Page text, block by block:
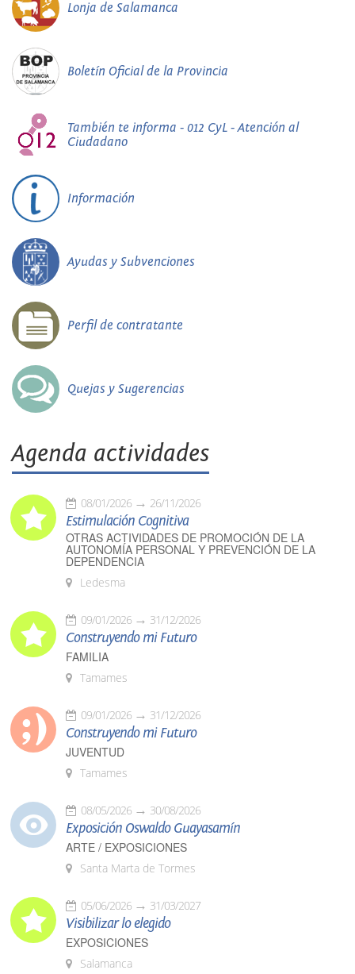
Lonja de Salamanca
Boletín Oficial de la Provincia
También te informa - 012 CyL - Atención al
Ciudadano
Información
Ayudas y Subvenciones
Perfil de contratante
Quejas y Sugerencias
Agenda actividades
08/01/2026 26/11/2026
Estimulación Cognitiva
OTRAS ACTIVIDADES DE PROMOCIÓN DE LA
AUTONOMÍA PERSONAL Y PREVENCIÓN DE LA
DEPENDENCIA
Ledesma
09/01/2026 31/12/2026
Construyendo mi Futuro
FAMILIA
Tamames
09/01/2026 31/12/2026
Construyendo mi Futuro
JUVENTUD
Tamames
08/05/2026 30/08/2026
Exposición Oswaldo Guayasamín
ARTE / EXPOSICIONES
Santa Marta de Tormes
05/06/2026 31/03/2027
Visibilizar lo elegido
EXPOSICIONES
Salamanca